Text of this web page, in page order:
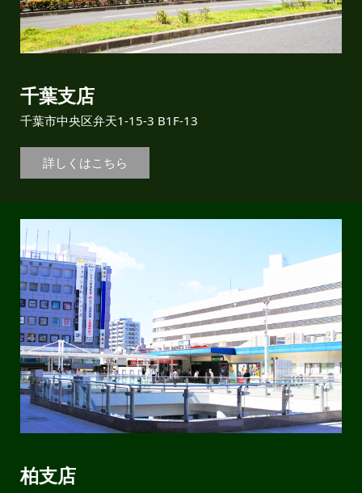
千葉支店
千葉市中央区弁天1-15-3 B1F-13
詳しくはこちら
柏支店